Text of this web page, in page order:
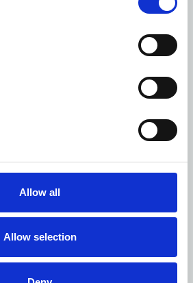
Allow all
Allow selection